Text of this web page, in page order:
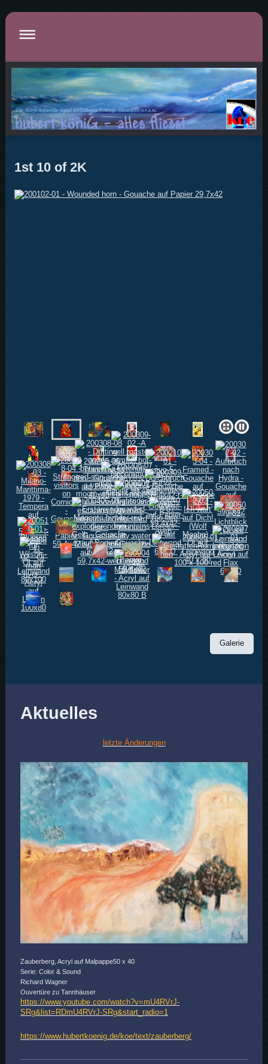
Öle-Acryl-Aquarelle-digital art-Collagen-Pourings-Miniaturen-u.v.a.m.
1st 10 of 2K
Galerie
Aktuelles
letzte Änderungen
Zauberberg, Acryl auf Malpappe50 x 40
Serie: Color & Sound
Richard Wagner
Ouvertüre zu Tannhäuser
https://www.youtube.com/watch?v=mU4RVrJ-
SRg&list=RDmU4RVrJ-SRg&start_radio=1
https://www.hubertkoenig.de/koe/text/zauberberg/